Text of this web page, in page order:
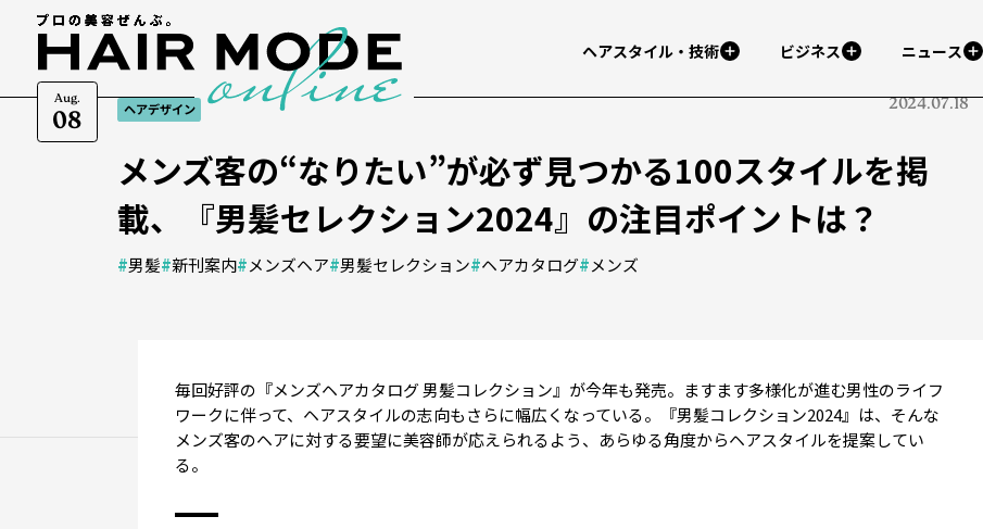
Aug.
08
ヘアスタイル・技術 ビジネス ニュース
ヘアデザイン 2024.07.18
メンズ客の“なりたい”が必ず見つかる100スタイルを掲
載、『男髪セレクション2024』の注目ポイントは？
#男髪#新刊案内#メンズヘア#男髪セレクション#ヘアカタログ#メンズ
毎回好評の『メンズヘアカタログ 男髪コレクション』が今年も発売。ますます多様化が進む男性のライフ
ワークに伴って、ヘアスタイルの志向もさらに幅広くなっている。『男髪コレクション2024』は、そんな
メンズ客のヘアに対する要望に美容師が応えられるよう、あらゆる角度からヘアスタイルを提案してい
る。